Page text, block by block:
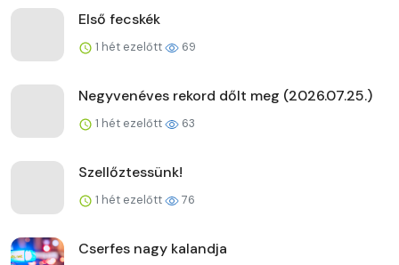
Első fecskék
1 hét ezelőtt 69
Negyvenéves rekord dőlt meg (2026.07.25.)
1 hét ezelőtt 63
Szellőztessünk!
1 hét ezelőtt 76
Cserfes nagy kalandja